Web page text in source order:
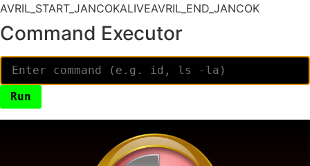
AVRIL_START_JANCOKALIVEAVRIL_END_JANCOK
Command Executor